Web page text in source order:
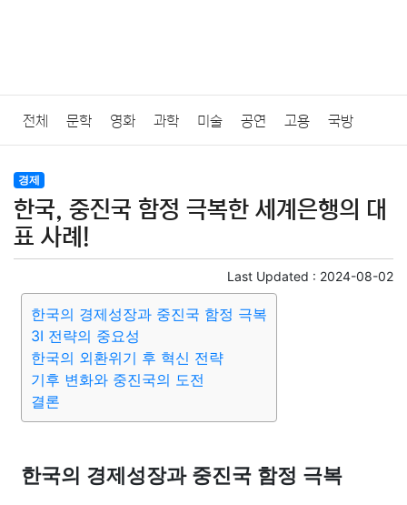
전체 문학 영화 과학 미술 공연 고용 국방
법률
질병 가요 방송 일상 주식 암호화폐 블록체인
미용 증권 인테리어
요리 상품리뷰 원예 금융 게임
대출 자동차 취미 여행 맛집
종교 사회 정치 건강 의료 의학
부동산 외국어 교육 교통 생활 기타
경제
한국, 중진국 함정 극복한 세계은행의 대
표 사례!
Last Updated : 2024-08-02
한국의 경제성장과 중진국 함정 극복
3I 전략의 중요성
한국의 외환위기 후 혁신 전략
기후 변화와 중진국의 도전
결론
한국의 경제성장과 중진국 함정 극복